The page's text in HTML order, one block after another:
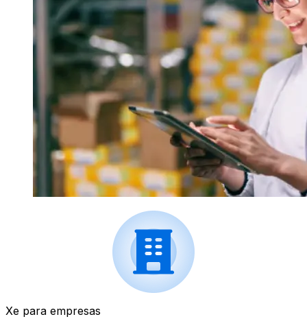
Xe para empresas